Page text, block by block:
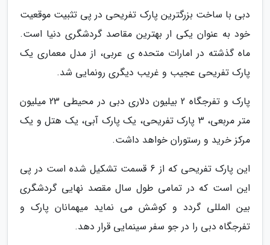
دبی با ساخت بزرگترین پارک تفریحی در پی تثبیت موقعیت
خود به عنوان یکی ار بهترین مقاصد گردشگری دنیا است.
ماه گذشته در امارات متحده ی عربی، از مدل معماری یک
پارک تفریحی عجیب و غریب دیگری رونمایی شد.
پارک و تفرجگاه 2 بیلیون دلاری دبی در محیطی 23 میلیون
متر مربعی، 3 پارک تفریحی، یک پارک آبی، یک هتل و یک
مرکز خرید و رستوران خواهد داشت.
این پارک تفریحی که از 6 قسمت تشکیل شده است در پی
این است که در تمامی طول سال مقصد نهایی گردشگری
بین المللی گردد و کوشش می نماید میهمانان پارک و
تفرجگاه دبی را در جو سفر سینمایی قرار دهد.